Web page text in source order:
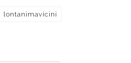
lontanimavicini